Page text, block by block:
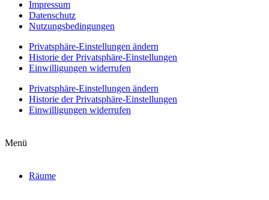
Impressum
Datenschutz
Nutzungsbedingungen
Privatsphäre-Einstellungen ändern
Historie der Privatsphäre-Einstellungen
Einwilligungen widerrufen
Privatsphäre-Einstellungen ändern
Historie der Privatsphäre-Einstellungen
Einwilligungen widerrufen
Menü
Räume